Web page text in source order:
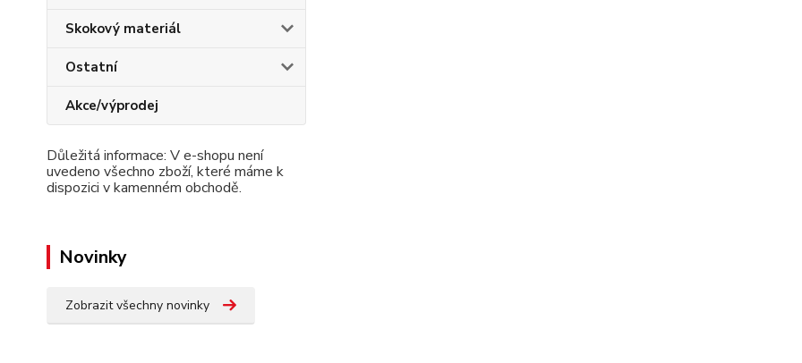
Skokový materiál
Ostatní
Akce/výprodej
Důležitá informace: V e-shopu není
uvedeno všechno zboží, které máme k
dispozici v kamenném obchodě.
Novinky
Zobrazit všechny novinky